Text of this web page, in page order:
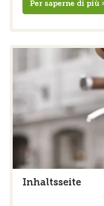
Per saperne di più
Inhaltsseite